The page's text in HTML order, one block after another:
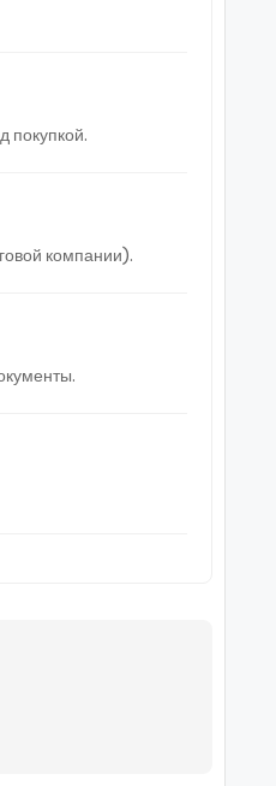
покупкой.
компании).